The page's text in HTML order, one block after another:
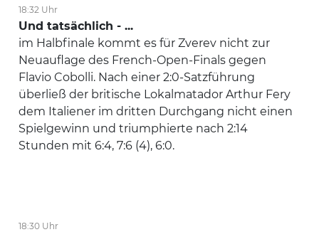
18:32 Uhr
Und tatsächlich - ...
im Halbfinale kommt es für Zverev nicht zur
Neuauflage des French-Open-Finals gegen
Flavio Cobolli. Nach einer 2:0-Satzführung
überließ der britische Lokalmatador Arthur Fery
dem Italiener im dritten Durchgang nicht einen
Spielgewinn und triumphierte nach 2:14
Stunden mit 6:4, 7:6 (4), 6:0.
18:30 Uhr